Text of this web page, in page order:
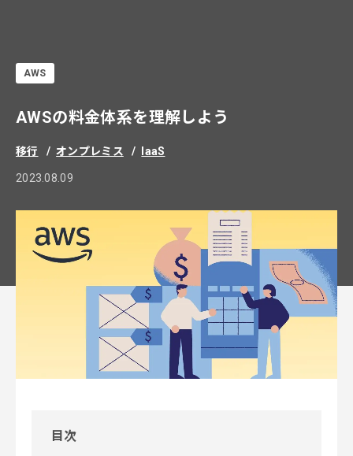
AWS
AWSの料金体系を理解しよう
移行 オンプレミス IaaS
2023.08.09
目次